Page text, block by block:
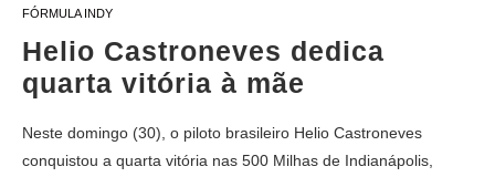
FÓRMULA INDY
Helio Castroneves dedica
quarta vitória à mãe
Neste domingo (30), o piloto brasileiro Helio Castroneves
conquistou a quarta vitória nas 500 Milhas de Indianápolis,